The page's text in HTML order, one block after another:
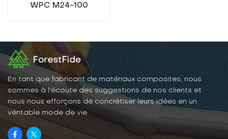
WPC M24-100
En tant que fabricant de matériaux composites, nous
sommes à l'écoute des suggestions de nos clients et
nous nous efforçons de concrétiser leurs idées en un
véritable mode de vie.